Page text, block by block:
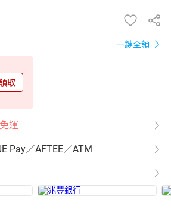
一鍵全領
取
免運
Pay／AFTEE／ATM